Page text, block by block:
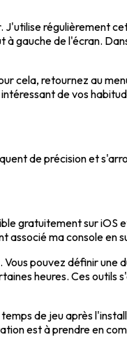
régulièrement
gauche de l'écran.
cela, retournez au
de vos
de précision et
gratuitement sur iOS
ma console en
pouvez définir
heures. Ces
de jeu après
est à prendre en